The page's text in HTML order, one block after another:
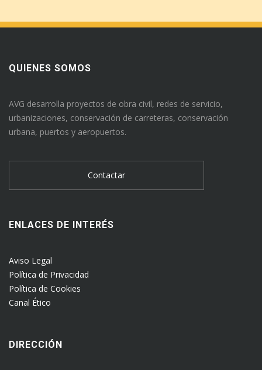
QUIENES SOMOS
AVG desarrolla proyectos de obra civil, redes de servicio,
urbanizaciones, conservación de carreteras, conservación
urbana, puertos y aeropuertos.
Contactar
ENLACES DE INTERÉS
Aviso Legal
Política de Privacidad
Política de Cookies
Canal Ético
DIRECCIÓN